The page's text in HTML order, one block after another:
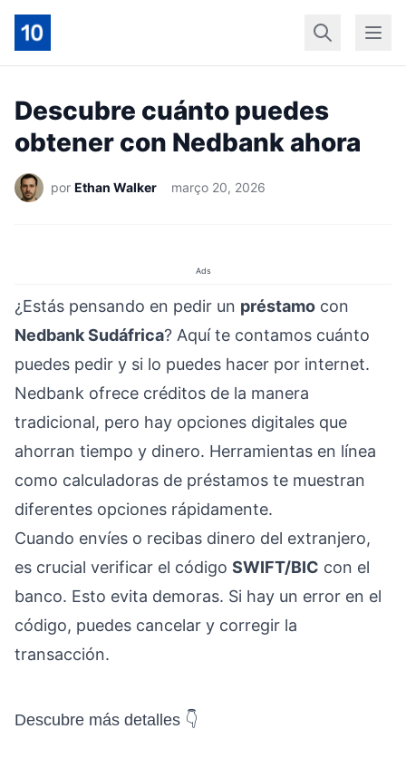
InícioGeral
Descubre cuánto puedes
obtener con Nedbank ahora
por Ethan Walker março 20, 2026
Ads
¿Estás pensando en pedir un préstamo con
Nedbank Sudáfrica? Aquí te contamos cuánto
puedes pedir y si lo puedes hacer por internet.
Nedbank ofrece créditos de la manera
tradicional, pero hay opciones digitales que
ahorran tiempo y dinero. Herramientas en línea
como calculadoras de préstamos te muestran
diferentes opciones rápidamente.
Cuando envíes o recibas dinero del extranjero,
es crucial verificar el código SWIFT/BIC con el
banco. Esto evita demoras. Si hay un error en el
código, puedes cancelar y corregir la
transacción.
Descubre más detalles 👇